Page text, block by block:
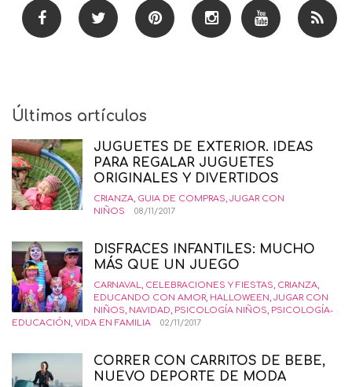
Últimos artículos
JUGUETES DE EXTERIOR. IDEAS
PARA REGALAR JUGUETES
ORIGINALES Y DIVERTIDOS
CRIANZA, GUIA DE COMPRAS, JUGAR CON
NIÑOS
08/11/2017
DISFRACES INFANTILES: MUCHO
MÁS QUE UN JUEGO
CARNAVAL, CELEBRACIONES Y FIESTAS, CRIANZA,
EDUCANDO CON AMOR, HALLOWEEN, JUGAR CON
NIÑOS, NAVIDAD, PSICOLOGÍA NIÑOS, PSICOLOGÍA-
EDUCACIÓN, VIDA EN FAMILIA 02/11/2017
CORRER CON CARRITOS DE BEBE,
NUEVO DEPORTE DE MODA